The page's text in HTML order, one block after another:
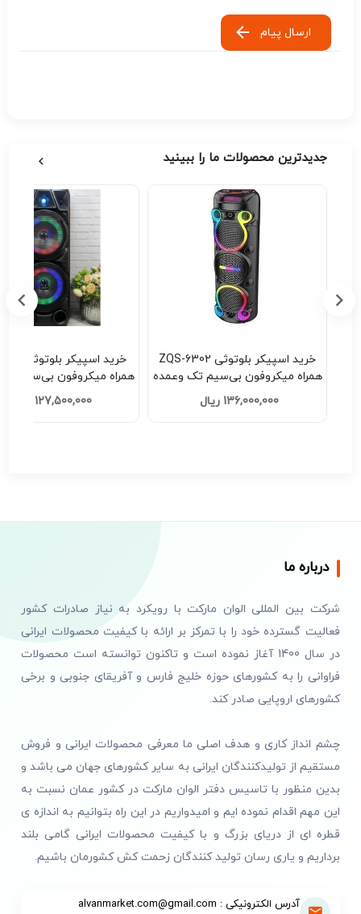
ارسال پیام
جدیدترین محصولات ما را ببینید
خرید اسپیکر بلوتوثی ZQS-6302
همراه میکروفون بی‌سیم تک وعمده
136,000,000 ریال
همراه میکروفون بی‌سیم
کد H201
127,500,000 ریال
درباره ما
شرکت بین المللی الوان مارکت با رویکرد به نیاز صادرات کشور
فعالیت گسترده خود را با تمرکز بر ارائه با کیفیت محصولات ایرانی
در سال 1400 آغاز نموده است و تاکنون توانسته است محصولات
فراوانی را به کشورهای حوزه خلیج فارس و آفریقای جنوبی و برخی
کشورهای اروپایی صادر کند.
چشم انداز کاری و هدف اصلی ما معرفی محصولات ایرانی و فروش
مستقیم از تولیدکنندگان ایرانی به سایر کشورهای جهان می باشد و
بدین منظور با تاسیس دفتر الوان مارکت در کشور عمان نسبت به
این مهم اقدام نموده ایم و امیدواریم در این راه بتوانیم به اندازه ی
قطره ای از دریای بزرگ و با کیفیت محصولات ایرانی گامی بلند
برداریم و یاری رسان تولید کنندگان زحمت کش کشورمان باشیم.
آدرس الکترونیکی : alvanmarket.com@gmail.com